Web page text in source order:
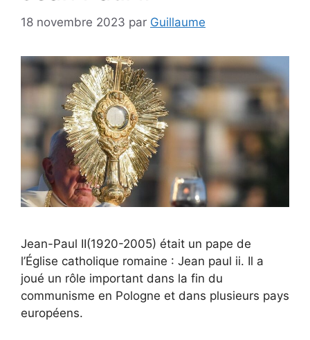
18 novembre 2023 par Guillaume
Jean-Paul II(1920-2005) était un pape de
l’Église catholique romaine : Jean paul ii. Il a
joué un rôle important dans la fin du
communisme en Pologne et dans plusieurs pays
européens.